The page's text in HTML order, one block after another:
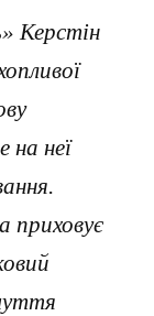
Керстін
на неї
приховує